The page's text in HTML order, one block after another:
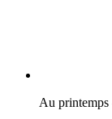
Au printemps